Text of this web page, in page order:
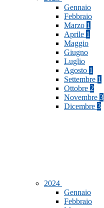
Gennaio
Febbraio
Marzo 1
Aprile 1
Maggio
Giugno
Luglio
Agosto 1
Settembre 1
Ottobre 2
Novembre 3
Dicembre 3
2024
Gennaio
Febbraio